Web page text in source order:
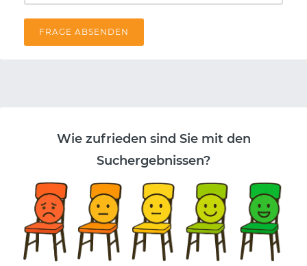
FRAGE ABSENDEN
Wie zufrieden sind Sie mit den
Suchergebnissen?